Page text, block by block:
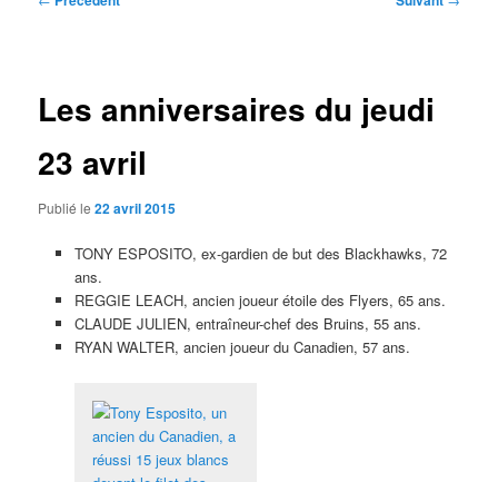
Les anniversaires du jeudi
23 avril
Publié le22 avril 2015
TONY ESPOSITO, ex-gardien de but des Blackhawks, 72
ans.
REGGIE LEACH, ancien joueur étoile des Flyers, 65 ans.
CLAUDE JULIEN, entraîneur-chef des Bruins, 55 ans.
RYAN WALTER, ancien joueur du Canadien, 57 ans.